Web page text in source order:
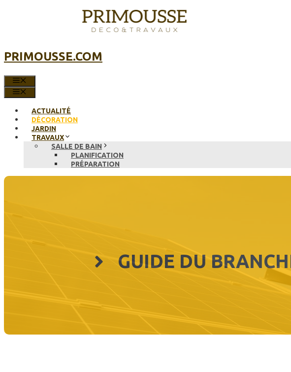
PRIMOUSSE.COM
ACTUALITÉ
DÉCORATION
JARDIN
TRAVAUX
SALLE DE BAIN
PLANIFICATION
PRÉPARATION
GUIDE DU